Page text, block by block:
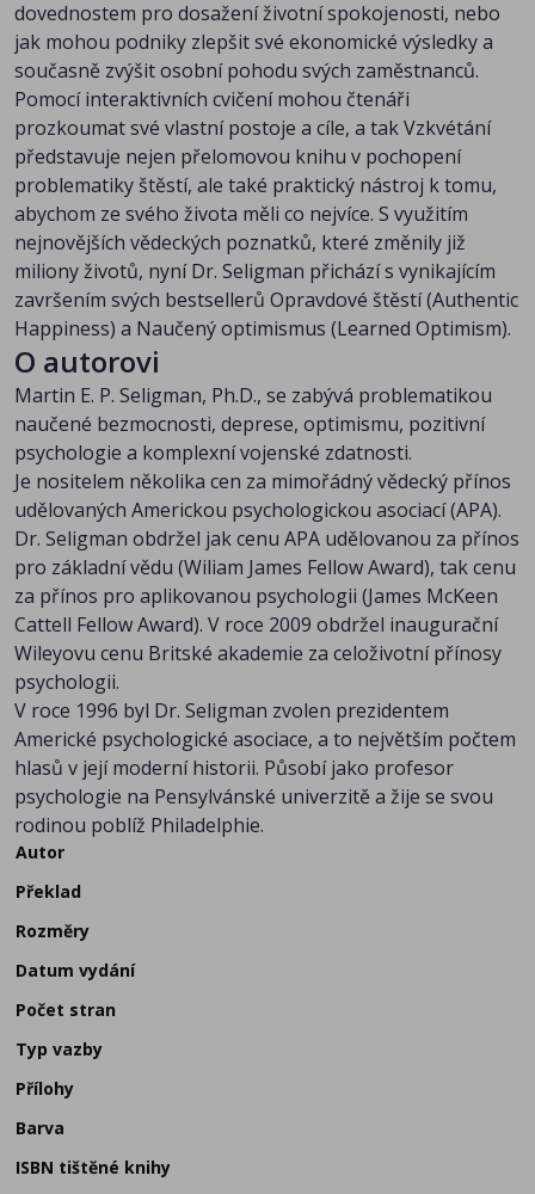
dovednostem pro dosažení životní spokojenosti, nebo
jak mohou podniky zlepšit své ekonomické výsledky a
současně zvýšit osobní pohodu svých zaměstnanců.
Pomocí interaktivních cvičení mohou čtenáři
prozkoumat své vlastní postoje a cíle, a tak Vzkvétání
představuje nejen přelomovou knihu v pochopení
problematiky štěstí, ale také praktický nástroj k tomu,
abychom ze svého života měli co nejvíce. S využitím
nejnovějších vědeckých poznatků, které změnily již
miliony životů, nyní Dr. Seligman přichází s vynikajícím
završením svých bestsellerů Opravdové štěstí (Authentic
Happiness) a Naučený optimismus (Learned Optimism).
O autorovi
Martin E. P. Seligman, Ph.D., se zabývá problematikou
naučené bezmocnosti, deprese, optimismu, pozitivní
psychologie a komplexní vojenské zdatnosti.
Je nositelem několika cen za mimořádný vědecký přínos
udělovaných Americkou psychologickou asociací (APA).
Dr. Seligman obdržel jak cenu APA udělovanou za přínos
pro základní vědu (Wiliam James Fellow Award), tak cenu
za přínos pro aplikovanou psychologii (James McKeen
Cattell Fellow Award). V roce 2009 obdržel inaugurační
Wileyovu cenu Britské akademie za celoživotní přínosy
psychologii.
V roce 1996 byl Dr. Seligman zvolen prezidentem
Americké psychologické asociace, a to největším počtem
hlasů v její moderní historii. Působí jako profesor
psychologie na Pensylvánské univerzitě a žije se svou
rodinou poblíž Philadelphie.
Autor
Překlad
Rozměry
Datum vydání
Počet stran
Typ vazby
Přílohy
Barva
ISBN tištěné knihy